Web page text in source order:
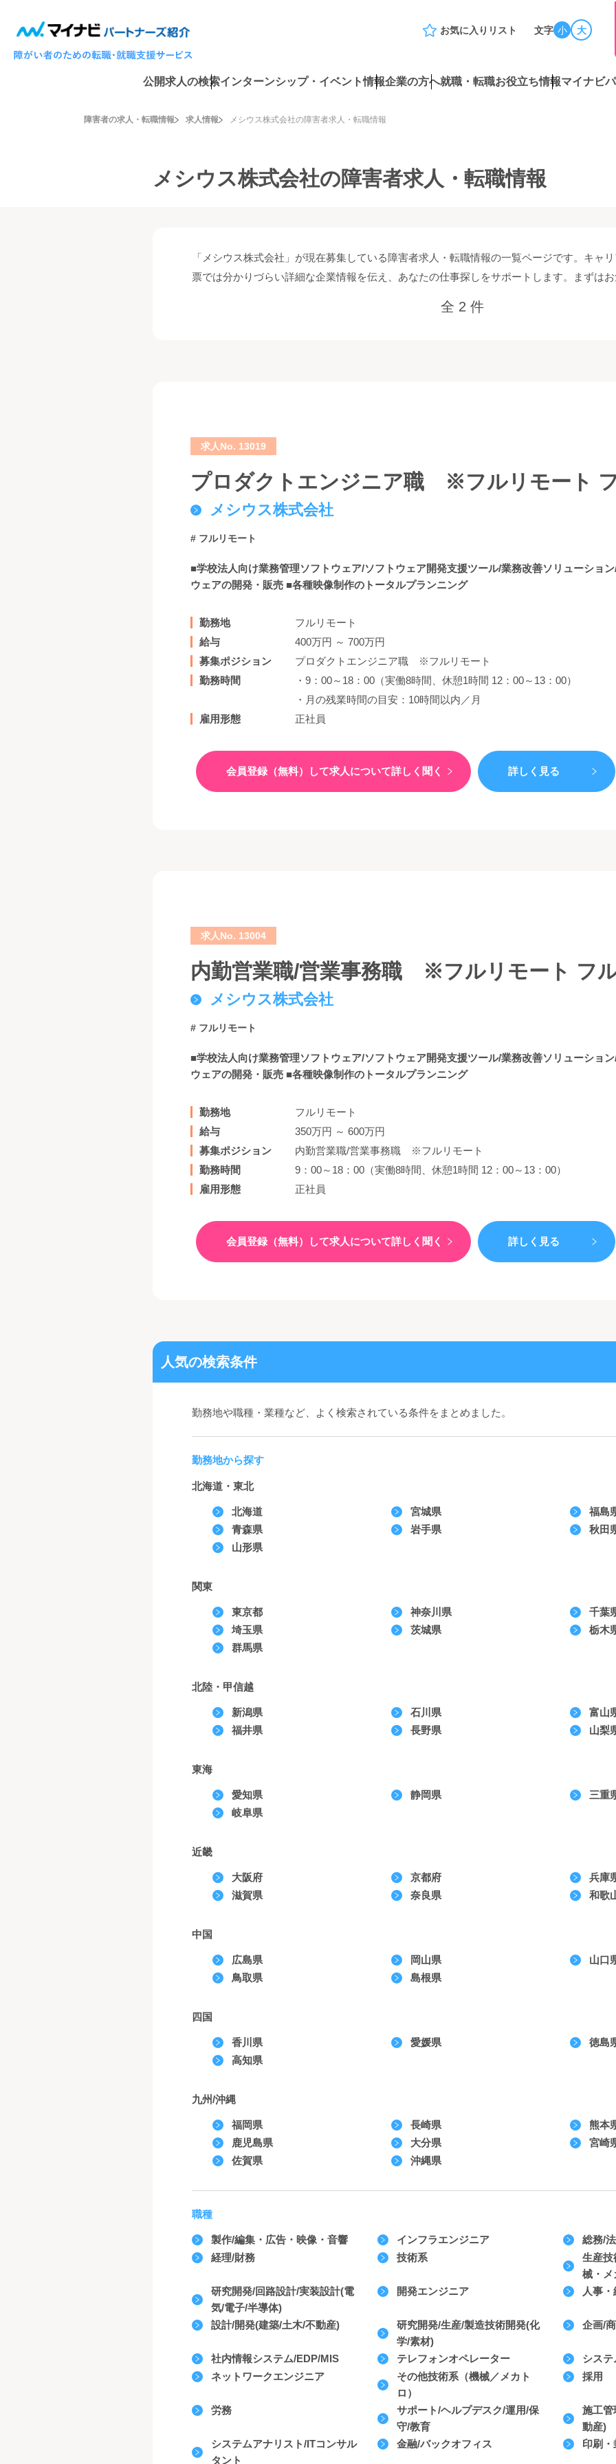
お気に入りリスト 文字 小 大
公開求人の検索インターンシップ・イベント情報企業の方へ就職・転職お役立ち情報マイナビ
障害者の求人・転職情報 求人情報 メシウス株式会社の障害者求人・転職情報
メシウス株式会社の障害者求人・転職情報
「メシウス株式会社」が現在募集している障害者求人・転職情報の一覧ページです。キャ
票では分かりづらい詳細な企業情報を伝え、あなたの仕事探しをサポートします。まずはお
全 2 件
求人No. 13019
プロダクトエンジニア職 ※フルリモート
メシウス株式会社
# フルリモート
■学校法人向け業務管理ソフトウェア/ソフトウェア開発支援ツール/業務改善ソリューショ
ウェアの開発・販売 ■各種映像制作のトータルプランニング
勤務地
フルリモート
給与
400万円 ～ 700万円
募集ポジション
プロダクトエンジニア職 ※フルリモート
勤務時間
・9：00～18：00（実働8時間、休憩1時間 12：00～13：00）
・月の残業時間の目安：10時間以内／月
雇用形態
正社員
会員登録（無料）して求人について詳しく聞く 詳しく見る
求人No. 13004
内勤営業職/営業事務職 ※フルリモート フ
メシウス株式会社
# フルリモート
■学校法人向け業務管理ソフトウェア/ソフトウェア開発支援ツール/業務改善ソリューショ
ウェアの開発・販売 ■各種映像制作のトータルプランニング
勤務地
フルリモート
給与
350万円 ～ 600万円
募集ポジション
内勤営業職/営業事務職 ※フルリモート
勤務時間
9：00～18：00（実働8時間、休憩1時間 12：00～13：00）
雇用形態
正社員
会員登録（無料）して求人について詳しく聞く 詳しく見る
人気の検索条件
勤務地や職種・業種など、よく検索されている条件をまとめました。
勤務地から探す
北海道・東北
北海道 宮城県
福島
青森県
岩手県
秋田
山形県
関東
東京都 神奈川県
千葉
埼玉県
茨城県
栃木
群馬県
北陸・甲信越
新潟県 石川県
富山
福井県
長野県 山梨
東海
愛知県 静岡県
三重
岐阜県
近畿
大阪府 京都府
兵庫
滋賀県
奈良県 和歌
中国
広島県 岡山県
山口
鳥取県
島根県
四国
香川県 愛媛県
徳島
高知県
九州/沖縄
福岡県 長崎県
熊本
鹿児島県
大分県
宮崎
佐賀県
沖縄県
職種
製作/編集・広告・映像・音響 インフラエンジニア
総務/
経理/財務
技術系
生産技
械・メ
研究開発/回路設計/実装設計(電
気/電子/半導体)
開発エンジニア 人事
設計/開発(建築/土木/不動産)
研究開発/生産/製造技術開発(化
学/素材)
企画/
社内情報システム/EDP/MIS テレフォンオペレーター
シス
ネットワークエンジニア
その他技術系（機械／メカト
ロ）
採用
労務
サポート/ヘルプデスク/運用/保
守/教育
施工管
動産)
システムアナリスト/ITコンサル
タント
金融/バックオフィス 印刷